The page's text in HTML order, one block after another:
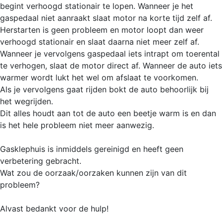
begint verhoogd stationair te lopen. Wanneer je het
gaspedaal niet aanraakt slaat motor na korte tijd zelf af.
Herstarten is geen probleem en motor loopt dan weer
verhoogd stationair en slaat daarna niet meer zelf af.
Wanneer je vervolgens gaspedaal iets intrapt om toerental
te verhogen, slaat de motor direct af. Wanneer de auto iets
warmer wordt lukt het wel om afslaat te voorkomen.
Als je vervolgens gaat rijden bokt de auto behoorlijk bij
het wegrijden.
Dit alles houdt aan tot de auto een beetje warm is en dan
is het hele probleem niet meer aanwezig.
Gasklephuis is inmiddels gereinigd en heeft geen
verbetering gebracht.
Wat zou de oorzaak/oorzaken kunnen zijn van dit
probleem?
Alvast bedankt voor de hulp!